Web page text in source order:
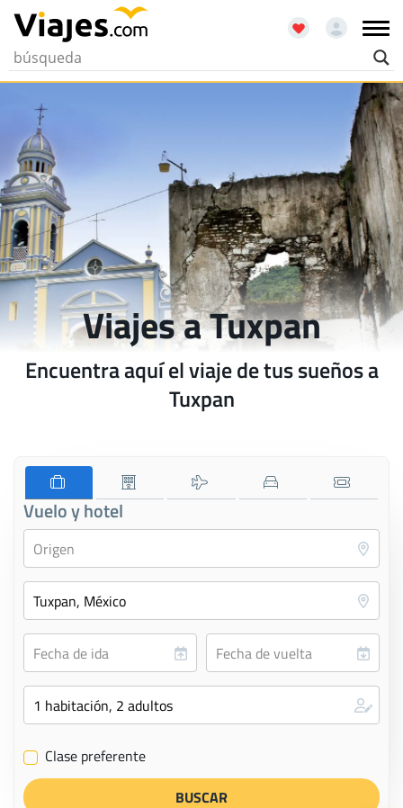
Viajes a Tuxpan
Encuentra aquí el viaje de tus sueños a
Tuxpan
Vuelo y hotel
✔ Clase preferente